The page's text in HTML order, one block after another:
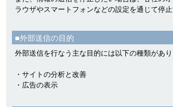
ラウザやスマートフォンなどの設定を通じて停止
■外部送信の目的
外部送信を行なう主な目的には以下の種類があり
・サイトの分析と改善
・広告の表示